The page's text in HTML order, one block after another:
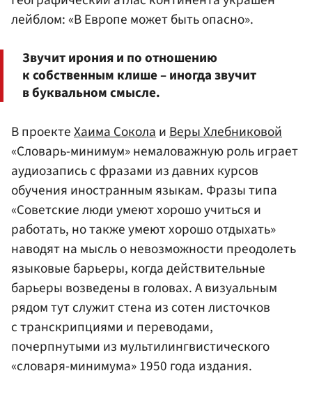
лейблом: «В Европе может быть опасно».
Звучит ирония и по отношению
к собственным клише – иногда звучит
в буквальном смысле.
В проектеХаима СоколаиВеры Хлебниковой
«Словарь-минимум» немаловажную роль играет
аудиозапись с фразами из давних курсов
обучения иностранным языкам. Фразы типа
«Советские люди умеют хорошо учиться и
работать, но также умеют хорошо отдыхать»
наводят на мысль о невозможности преодолеть
языковые барьеры, когда действительные
барьеры возведены в головах. А визуальным
рядом тут служит стена из сотен листочков
с транскрипциями и переводами,
почерпнутыми из мультилингвистического
«словаря-минимума» 1950 года издания.